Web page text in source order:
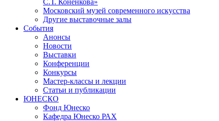
Московский музей современного искусства
Другие выставочные залы
События
Анонсы
Новости
Выставки
Конференции
Конкурсы
Мастер-классы и лекции
Статьи и публикации
ЮНЕСКО
Фонд Юнеско
Кафедра Юнеско РАХ